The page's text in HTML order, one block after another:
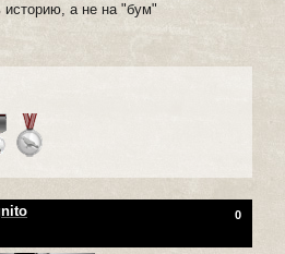
историю, а не на "бум"
0